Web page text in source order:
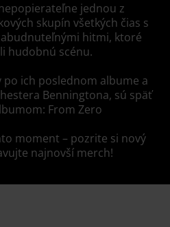
jednou z
skupín všetkých čias s
hitmi, ktoré
hudobnú scénu.
po ich poslednom albume a
Benningtona, sú späť
From Zero
moment – ​​pozrite si nový
najnovší merch!